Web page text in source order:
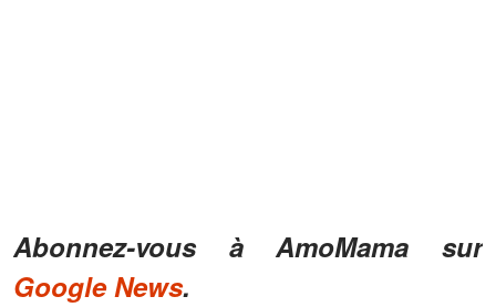
Abonnez-vous à AmoMama sur
Google News.